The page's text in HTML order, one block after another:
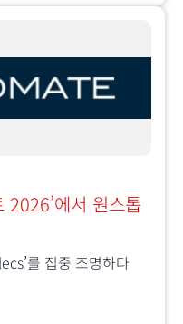
에서 원스톱
를 집중 조명하다